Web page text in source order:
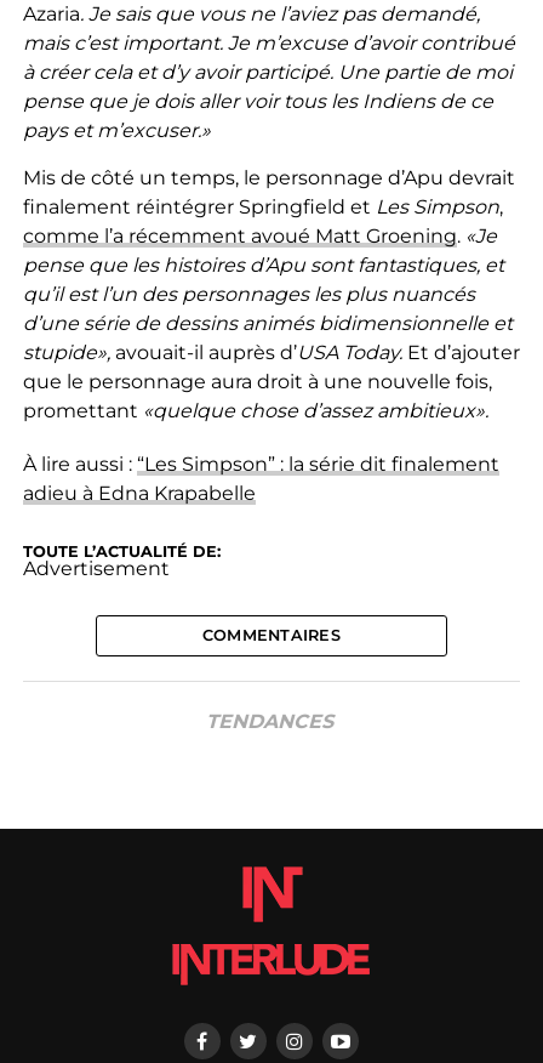
Azaria. Je sais que vous ne l’aviez pas demandé,
mais c’est important. Je m’excuse d’avoir contribué
à créer cela et d’y avoir participé. Une partie de moi
pense que je dois aller voir tous les Indiens de ce
pays et m’excuser.»
Mis de côté un temps, le personnage d’Apu devrait
finalement réintégrer Springfield et Les Simpson,
comme l’a récemment avoué Matt Groening. «Je
pense que les histoires d’Apu sont fantastiques, et
qu’il est l’un des personnages les plus nuancés
d’une série de dessins animés bidimensionnelle et
stupide», avouait-il auprès d’USA Today. Et d’ajouter
que le personnage aura droit à une nouvelle fois,
promettant «quelque chose d’assez ambitieux».
À lire aussi : “Les Simpson” : la série dit finalement
adieu à Edna Krapabelle
TOUTE L’ACTUALITÉ DE:
Advertisement
COMMENTAIRES
TENDANCES